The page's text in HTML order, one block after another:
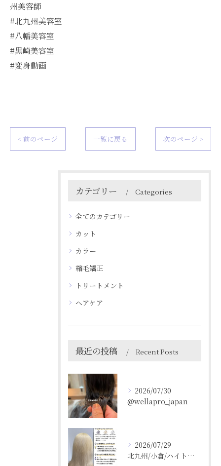
州美容師
#北九州美容室
#八幡美容室
#黒崎美容室
#変身動画
< 前のページ 一覧に戻る 次のページ >
カテゴリー Categories
全てのカテゴリー
カット
カラー
縮毛矯正
トリートメント
ヘアケア
最近の投稿 Recent Posts
2026/07/30
@wellapro_japan
2026/07/29
北九州/小倉/ハイトーン/ケアブリーチ/ブリーチカラー